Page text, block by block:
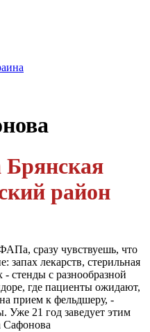
район
сразу чувствуешь, что
запах лекарств, стерильная
- стенды с разнообразной
где пациенты ожидают,
прием к фельдшеру, -
Уже 21 год заведует этим
Сафонова